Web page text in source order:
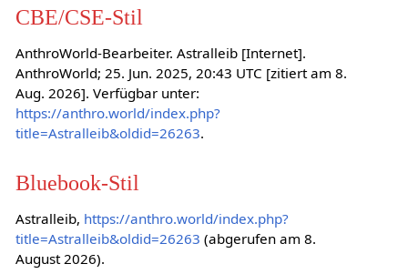
CBE/CSE-Stil
AnthroWorld-Bearbeiter. Astralleib [Internet].
AnthroWorld; 25. Jun. 2025, 20:43 UTC [zitiert am 8.
Aug. 2026]. Verfügbar unter:
https://anthro.world/index.php?
title=Astralleib&oldid=26263.
Bluebook-Stil
Astralleib, https://anthro.world/index.php?
title=Astralleib&oldid=26263 (abgerufen am 8.
August 2026).